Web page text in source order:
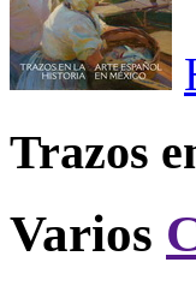
Trazos
Varios